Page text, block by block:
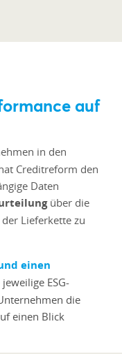
auf
in den
Creditreform den
Daten
über die
Lieferkette zu
einen
ESG-
die
einen Blick